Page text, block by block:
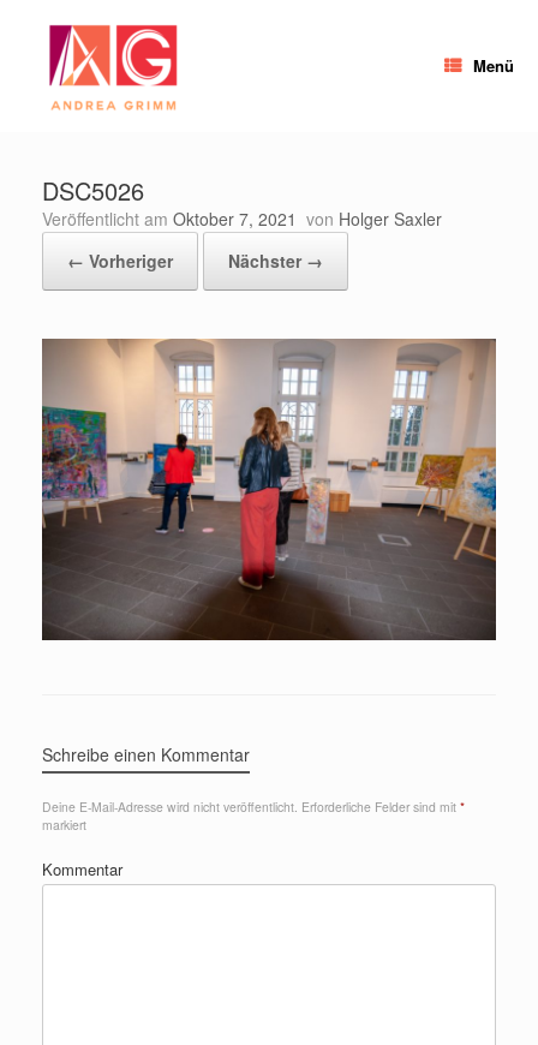
springen
Menü
DSC5026
Veröffentlicht am Oktober 7, 2021 von Holger Saxler
← Vorheriger
Nächster →
Schreibe einen Kommentar
Deine E-Mail-Adresse wird nicht veröffentlicht. Erforderliche Felder sind mit *
markiert
Kommentar